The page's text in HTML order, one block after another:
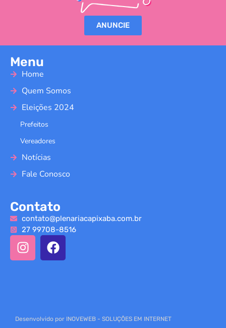
ANUNCIE
Menu
Home
Quem Somos
Eleições 2024
Prefeitos
Vereadores
Notícias
Fale Conosco
Contato
contato@plenariacapixaba.com.br
27 99708-8516
Desenvolvido por INOVEWEB - SOLUÇÕES EM INTERNET